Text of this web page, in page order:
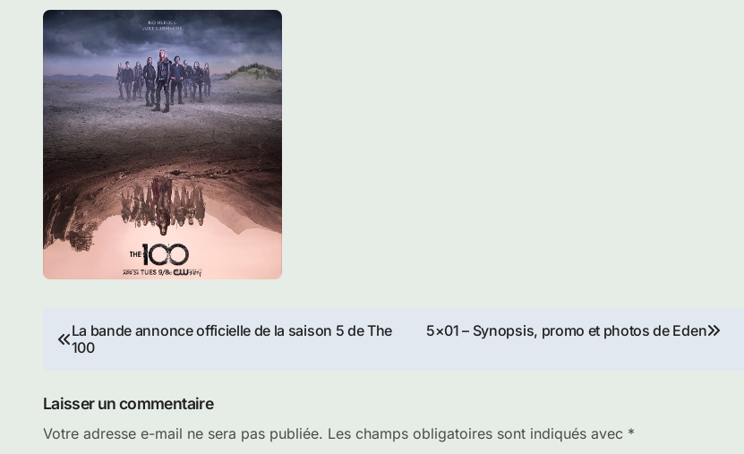
Navigation
l’article
La bande annonce officielle de la saison 5 de The
100
5×01 – Synopsis, promo et photos de Eden
Laisser un commentaire
Votre adresse e-mail ne sera pas publiée. Les champs obligatoires sont indiqués avec *